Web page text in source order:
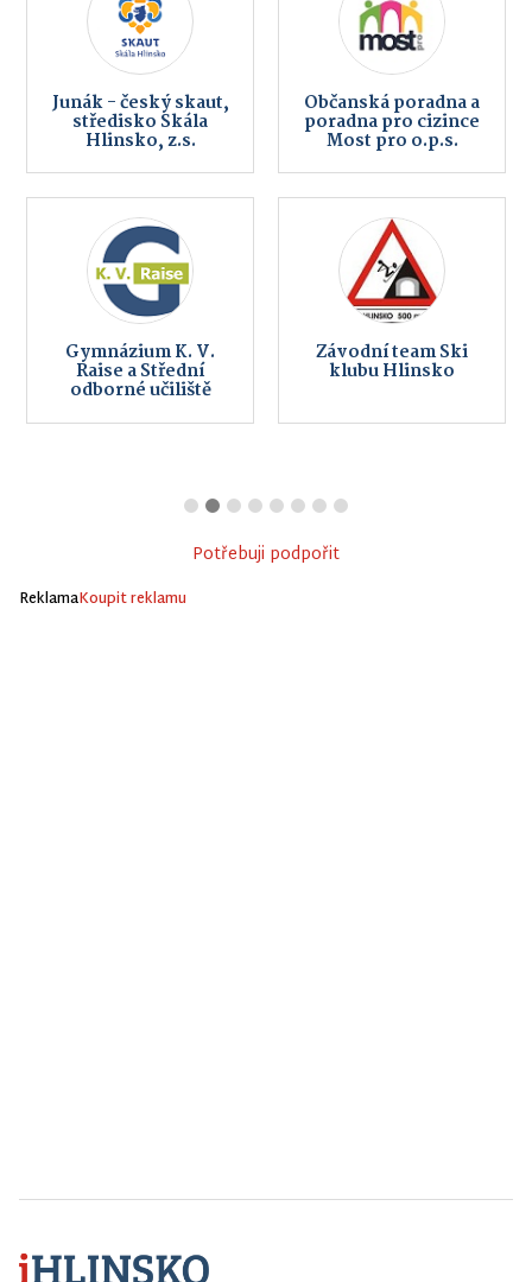
Junák - český skaut,
středisko Skála
Hlinsko, z.s.
Občanská poradna a
poradna pro cizince
Most pro o.p.s.
Gymnázium K. V.
Raise a Střední
odborné učiliště
Závodní team Ski
klubu Hlinsko
Potřebuji podpořit
ReklamaKoupit reklamu